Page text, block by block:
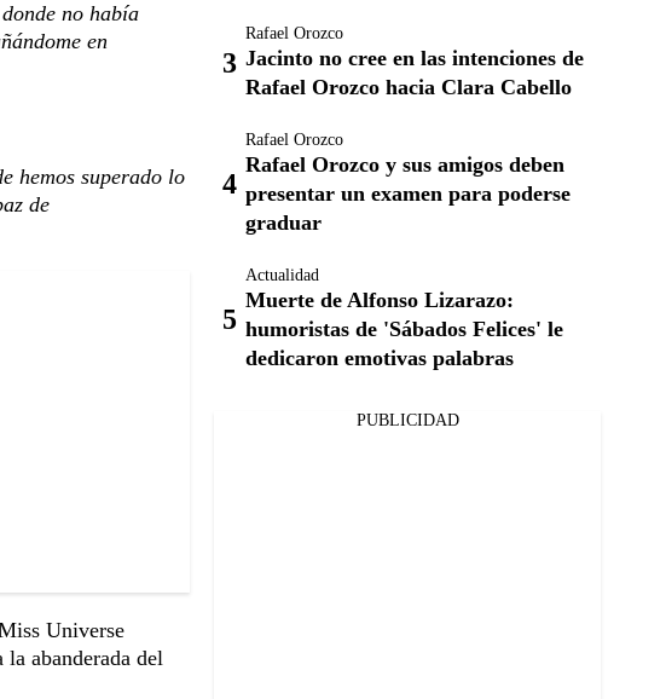
no había
en
hemos superado lo
de
Universe
abanderada del
Rafael Orozco
Jacinto no cree en las intenciones de
Rafael Orozco hacia Clara Cabello
Rafael Orozco
Rafael Orozco y sus amigos deben
presentar un examen para poderse
graduar
Actualidad
Muerte de Alfonso Lizarazo:
humoristas de 'Sábados Felices' le
dedicaron emotivas palabras
PUBLICIDAD